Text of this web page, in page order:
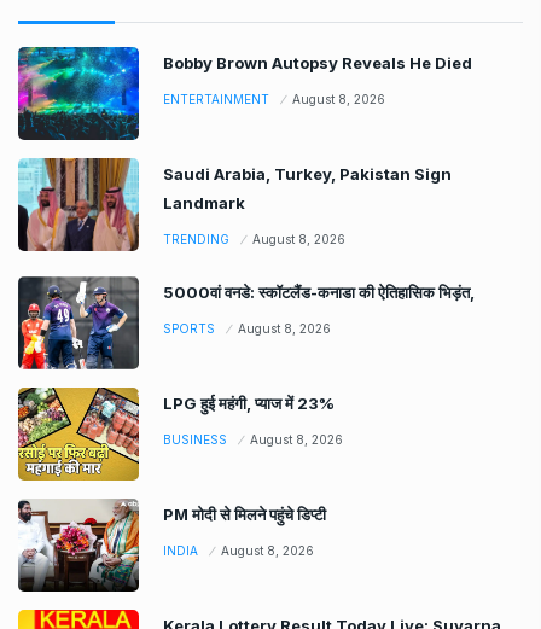
Bobby Brown Autopsy Reveals He Died
ENTERTAINMENT August 8, 2026
Saudi Arabia, Turkey, Pakistan Sign
Landmark
TRENDING August 8, 2026
5000वां वनडे: स्कॉटलैंड-कनाडा की ऐतिहासिक भिड़ंत,
SPORTS August 8, 2026
LPG हुई महंगी, प्याज में 23%
BUSINESS August 8, 2026
PM मोदी से मिलने पहुंचे डिप्टी
INDIA August 8, 2026